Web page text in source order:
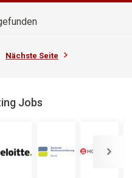
Nächste Seite
Jobs